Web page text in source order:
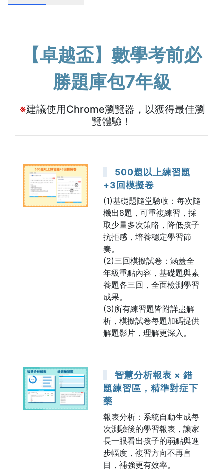
【卓越盃】數學考前必
勝題庫包7年級
※建議使用Chrome瀏覽器，以獲得最佳瀏
覽體驗！
500題以上練習題
+3回模擬卷
(1)基礎題隨堂驗收：每次隨
機出8題，可重複練習，採
取少量多次策略，降低孩子
抗拒感，培養穩定學習節
奏。
(2)三回模擬試卷：涵蓋全
年級重點內容，基礎題與素
養題各三回，全面檢測學習
成果。
(3)所有練習題皆附詳盡解
析，模擬試卷每題加碼提供
解題影片，理解更深入。
智慧分析報表 × 錯
題練習區，精準對症下
藥
報表分析：系統自動生成每
次測驗後的學習報表，讓家
長一眼看出孩子的弱點與進
步幅度，複習方向不再盲
目，補強更有效率。